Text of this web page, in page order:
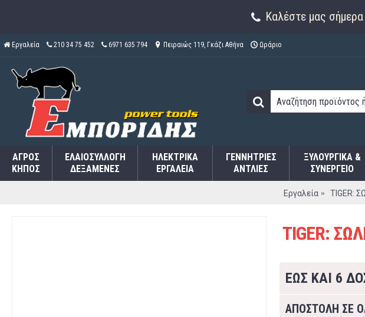
Καλέστε μας σήμερα
Εργαλεία 210 34 75 452 6971 635 794 Πειραιώς 119, Γκάζι Αθήνα Ωράριο
ΑΓΡΌΣ
ΚΉΠΟΣ
ΕΛΑΙΟΣΥΛΛΟΓΉ
ΔΕΞΑΜΕΝΈΣ
ΗΛΕΚΤΡΙΚΆ
ΕΡΓΑΛΕΊΑ
ΓΕΝΝΉΤΡΙΕΣ
ΑΝΤΛΊΕΣ
ΞΥΛΟΥΡΓΙΚΑ &
ΣΥΝΕΡΓΕΙΟ
Εργαλεία TIGER:
TIGER:
ΕΩΣ ΚΑΙ 6
ΑΠΟΣΤΟΛΗ ΣΕ